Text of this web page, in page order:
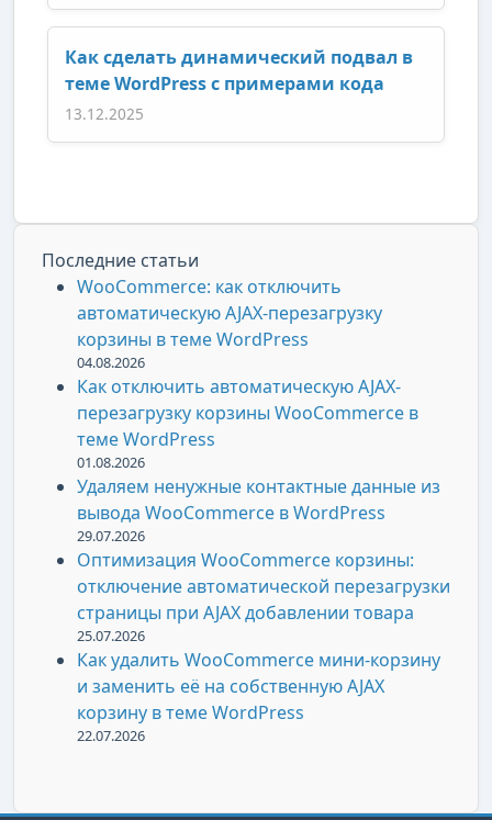
Как сделать динамический подвал в
теме WordPress с примерами кода
13.12.2025
Последние статьи
WooCommerce: как отключить
автоматическую AJAX-перезагрузку
корзины в теме WordPress
04.08.2026
Как отключить автоматическую AJAX-
перезагрузку корзины WooCommerce в
теме WordPress
01.08.2026
Удаляем ненужные контактные данные из
вывода WooCommerce в WordPress
29.07.2026
Оптимизация WooCommerce корзины:
отключение автоматической перезагрузки
страницы при AJAX добавлении товара
25.07.2026
Как удалить WooCommerce мини-корзину
и заменить её на собственную AJAX
корзину в теме WordPress
22.07.2026